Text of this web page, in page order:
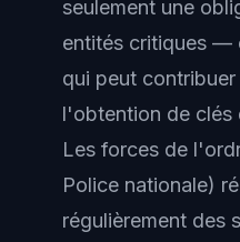
seulement une
entités critiques —
qui peut
l'obtention de clés
Les forces de
Police nationale)
régulièrement des